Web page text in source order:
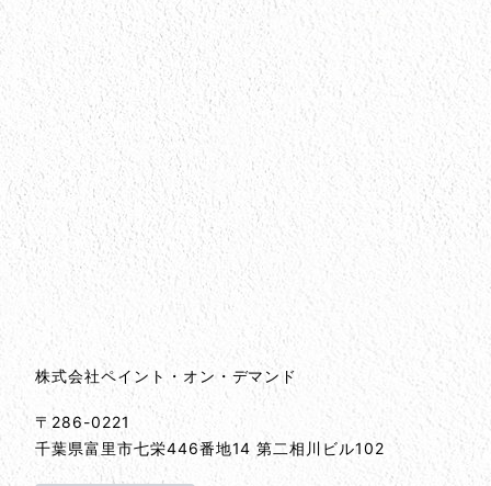
会社情報とサイトマップ
会社情報
株式会社ペイント・オン・デマンド
〒286-0221
千葉県富里市七栄446番地14 第二相川ビル102